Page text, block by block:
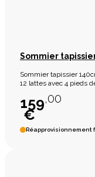
Sommier
Sommier tapissier 140cm x
12 lattes avec 4 pieds
159,00
€
Réapprovisionnement